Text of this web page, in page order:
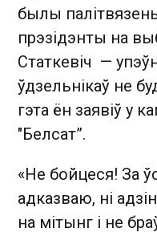
былы
прэзідэнты на
Статкевіч —
ўдзельнікаў не
гэта ён заявіў у
"Белсат”.
«Не бойцеся! За
адказваю, ні
на мітынг і не